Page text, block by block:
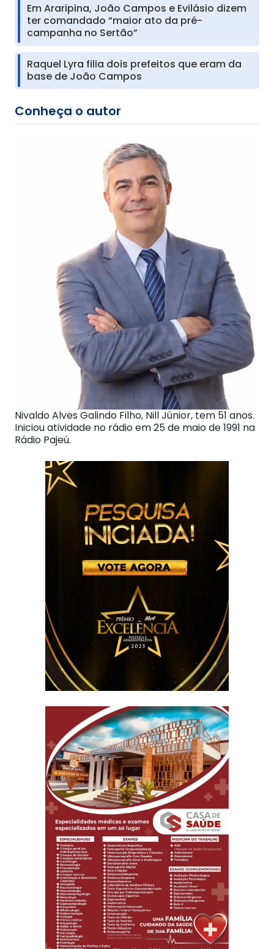
Em Araripina, João Campos e Evilásio dizem
ter comandado “maior ato da pré-
campanha no Sertão”
Raquel Lyra filia dois prefeitos que eram da
base de João Campos
Conheça o autor
Nivaldo Alves Galindo Filho, Nill Júnior, tem 51 anos.
Iniciou atividade no rádio em 25 de maio de 1991 na
Rádio Pajeú.